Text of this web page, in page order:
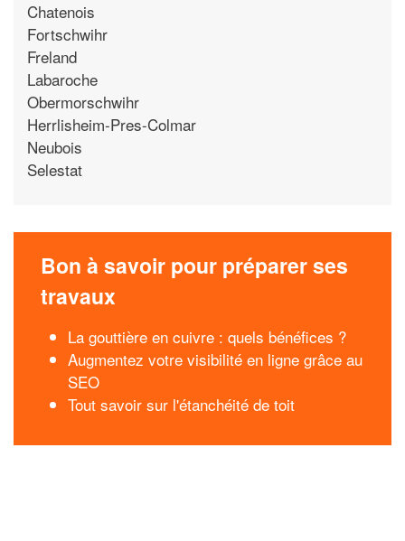
Chatenois
Fortschwihr
Freland
Labaroche
Obermorschwihr
Herrlisheim-Pres-Colmar
Neubois
Selestat
Bon à savoir pour préparer ses
travaux
La gouttière en cuivre : quels bénéfices ?
Augmentez votre visibilité en ligne grâce au
SEO
Tout savoir sur l'étanchéité de toit